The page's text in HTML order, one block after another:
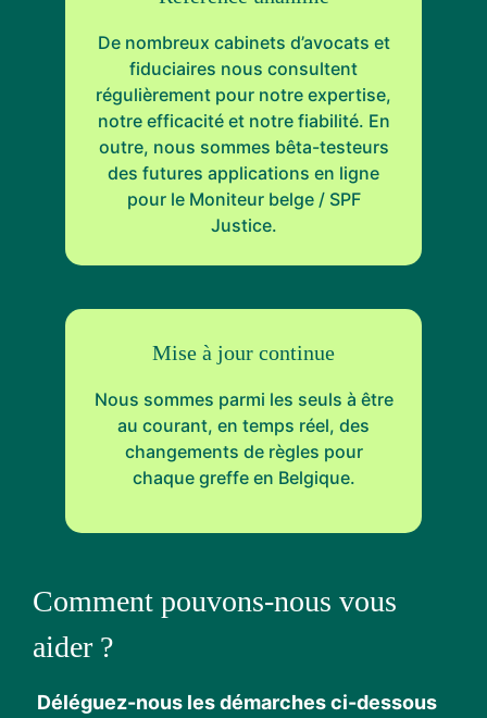
De nombreux cabinets d’avocats et
fiduciaires nous consultent
régulièrement pour notre expertise,
notre efficacité et notre fiabilité. En
outre, nous sommes bêta-testeurs
des futures applications en ligne
pour le Moniteur belge / SPF
Justice.
Mise à jour continue
Nous sommes parmi les seuls à être
au courant, en temps réel, des
changements de règles pour
chaque greffe en Belgique.
Comment pouvons-nous vous
aider ?
Déléguez-nous les démarches ci-dessous